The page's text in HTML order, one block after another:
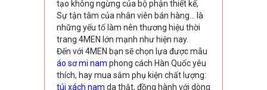
tạo không ngừng của bộ phận thiết kế,
Sự tận tâm của nhân viên bán hàng… là
những yếu tố làm nên thương hiệu thời
trang 4MEN lớn mạnh như hiện nay.
Đến với 4MEN bạn sẽ chọn lựa được mẫu
áo sơ mi nam phong cách Hàn Quốc yêu
thích, hay mua sắm phụ kiện chất lượng:
túi xách nam da thật, đồng hành với dòng